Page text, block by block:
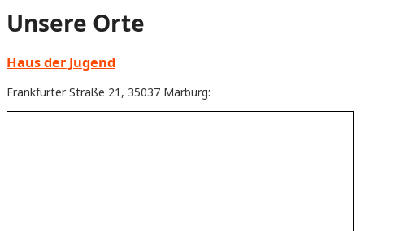
Unsere Orte
Haus der Jugend
Frankfurter Straße 21, 35037 Marburg: